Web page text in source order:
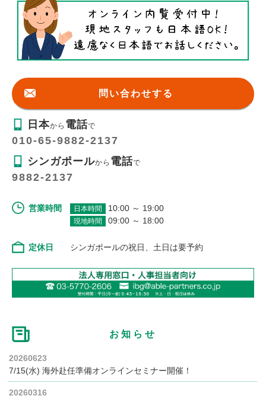
問い合わせする
日本から 電話で
010-65-9882-2137
シンガポールから 電話で
9882-2137
営業時間 日本時間 10:00 ～ 19:00
現地時間 09:00 ～ 18:00
定休日 シンガポールの祝日、土日は要予約
お知らせ
20260623
7/15(水) 海外赴任準備オンラインセミナー開催！
20260316